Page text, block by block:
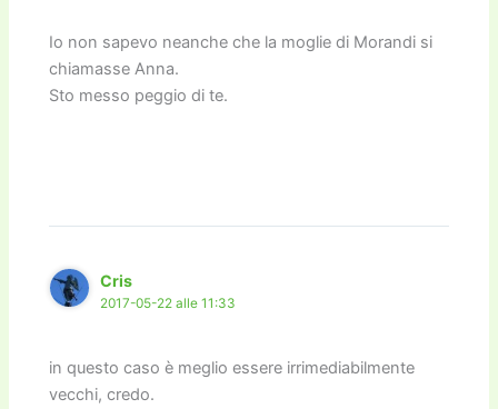
Io non sapevo neanche che la moglie di Morandi si
chiamasse Anna.
Sto messo peggio di te.
Cris
2017-05-22 alle 11:33
in questo caso è meglio essere irrimediabilmente
vecchi, credo.